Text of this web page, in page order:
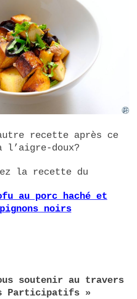
recette après ce
l’aigre-doux?
la recette du
au porc haché et
noirs
soutenir au travers
Participatifs »